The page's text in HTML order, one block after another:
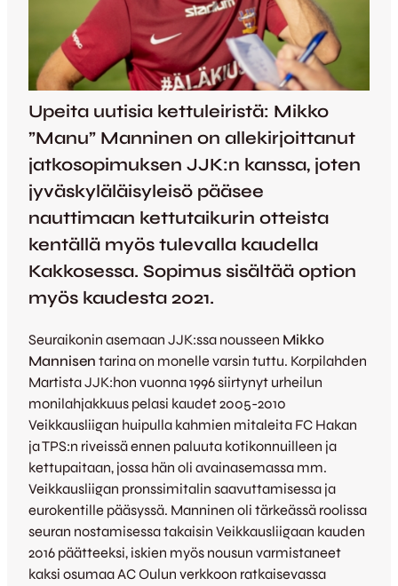
Upeita uutisia kettuleiristä: Mikko
”Manu” Manninen on allekirjoittanut
jatkosopimuksen JJK:n kanssa, joten
jyväskyläläisyleisö pääsee
nauttimaan kettutaikurin otteista
kentällä myös tulevalla kaudella
Kakkosessa. Sopimus sisältää option
myös kaudesta 2021.
Seuraikonin asemaan JJK:ssa nousseen Mikko
Mannisen tarina on monelle varsin tuttu. Korpilahden
Martista JJK:hon vuonna 1996 siirtynyt urheilun
monilahjakkuus pelasi kaudet 2005-2010
Veikkausliigan huipulla kahmien mitaleita FC Hakan
ja TPS:n riveissä ennen paluuta kotikonnuilleen ja
kettupaitaan, jossa hän oli avainasemassa mm.
Veikkausliigan pronssimitalin saavuttamisessa ja
eurokentille pääsyssä. Manninen oli tärkeässä roolissa
seuran nostamisessa takaisin Veikkausliigaan kauden
2016 päätteeksi, iskien myös nousun varmistaneet
kaksi osumaa AC Oulun verkkoon ratkaisevassa